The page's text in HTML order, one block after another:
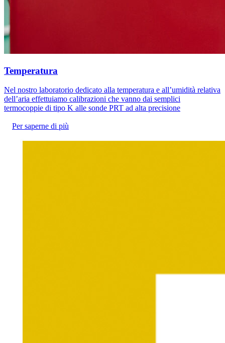
Temperatura
Nel nostro laboratorio dedicato alla temperatura e all’umidità relativa
dell’aria effettuiamo calibrazioni che vanno dai semplici
termocoppie di tipo K alle sonde PRT ad alta precisione
Per saperne di più